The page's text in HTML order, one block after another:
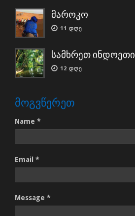
მაროკო
11 ᲓᲦᲔ
სამხრეთ ინდოეთი
12 ᲓᲦᲔ
ᲛᲝᲒᲕᲬᲔᲠᲔᲗ
Name *
Email *
Message *